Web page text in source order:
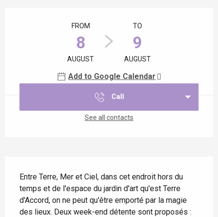
FROM
8
AUGUST
TO
9
AUGUST
Add to Google Calendar
Call
See all contacts
Entre Terre, Mer et Ciel, dans cet endroit hors du
temps et de l'espace du jardin d'art qu'est Terre
d'Accord, on ne peut qu'être emporté par la magie
des lieux. Deux week-end détente sont proposés :